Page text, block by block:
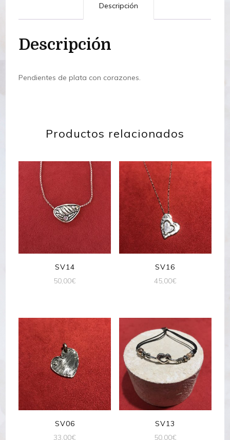
Descripción
Descripción
Pendientes de plata con corazones.
Productos relacionados
SV14
50,00€
SV16
45,00€
SV06
33,00€
SV13
50,00€